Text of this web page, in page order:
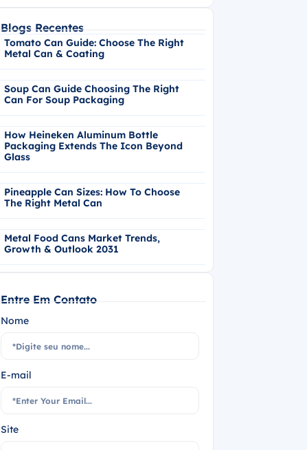
Blogs Recentes
Tomato Can Guide: Choose The Right
Metal Can & Coating
Soup Can Guide Choosing The Right
Can For Soup Packaging
How Heineken Aluminum Bottle
Packaging Extends The Icon Beyond
Glass
Pineapple Can Sizes: How To Choose
The Right Metal Can
Metal Food Cans Market Trends,
Growth & Outlook 2031
Entre Em Contato
Nome
E-mail
Site